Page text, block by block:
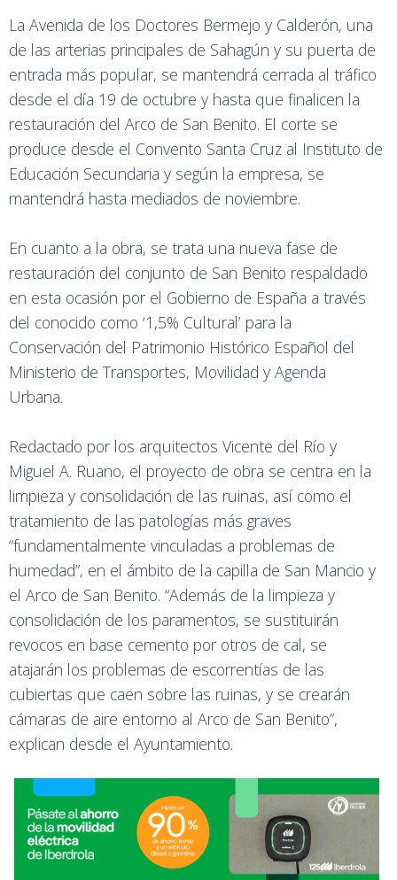
La Avenida de los Doctores Bermejo y Calderón, una
de las arterias principales de Sahagún y su puerta de
entrada más popular, se mantendrá cerrada al tráfico
desde el día 19 de octubre y hasta que finalicen la
restauración del Arco de San Benito. El corte se
produce desde el Convento Santa Cruz al Instituto de
Educación Secundaria y según la empresa, se
mantendrá hasta mediados de noviembre.
En cuanto a la obra, se trata una nueva fase de
restauración del conjunto de San Benito respaldado
en esta ocasión por el Gobierno de España a través
del conocido como ‘1,5% Cultural’ para la
Conservación del Patrimonio Histórico Español del
Ministerio de Transportes, Movilidad y Agenda
Urbana.
Redactado por los arquitectos Vicente del Río y
Miguel A. Ruano, el proyecto de obra se centra en la
limpieza y consolidación de las ruinas, así como el
tratamiento de las patologías más graves
“fundamentalmente vinculadas a problemas de
humedad”, en el ámbito de la capilla de San Mancio y
el Arco de San Benito. “Además de la limpieza y
consolidación de los paramentos, se sustituirán
revocos en base cemento por otros de cal, se
atajarán los problemas de escorrentías de las
cubiertas que caen sobre las ruinas, y se crearán
cámaras de aire entorno al Arco de San Benito”,
explican desde el Ayuntamiento.